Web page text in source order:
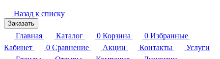
Назад к списку
Заказать
Главная Каталог 0 Корзина 0 Избранные
Кабинет
0 Сравнение Акции Контакты
Услуги